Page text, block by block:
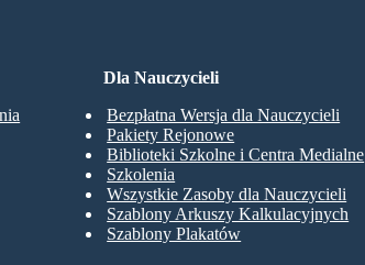
Dla Nauczycieli
Bezpłatna Wersja dla Nauczycieli
Pakiety Rejonowe
Biblioteki Szkolne i Centra Medialne
Szkolenia
Wszystkie Zasoby dla Nauczycieli
Szablony Arkuszy Kalkulacyjnych
Szablony Plakatów